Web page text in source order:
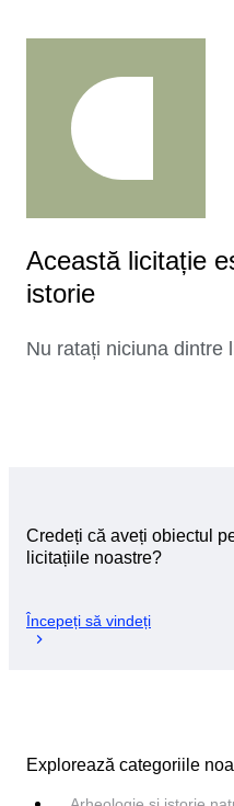
Această licitație
istorie
Nu ratați niciuna dintre
Credeți că aveți obiectul
licitațiile noastre?
Începeți să vindeți
Explorează categoriile